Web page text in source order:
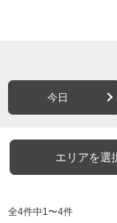
今日
エリアを選
全4件中1〜4件